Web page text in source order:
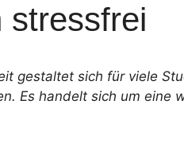
stressfrei
gestaltet sich für viele
Es handelt sich um eine